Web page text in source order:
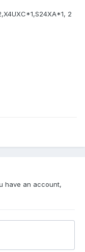
2
have an account,